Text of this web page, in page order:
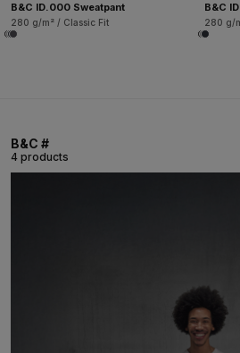
B&C ID.000 Sweatpant
280 g/m² / Classic Fit
B&C
280 g/
B&C #
4 products